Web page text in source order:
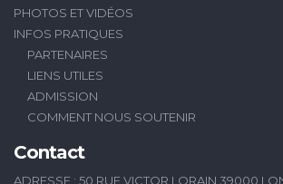
PHOTOS ET VIDÉOS
INFOS PRATIQUES
PARTENAIRES
LIENS UTILES
ADMISSION
COMMENT NOUS SOUTENIR
Contact
ADRESSE : 50 RUE VICTOR LORAIN 39000